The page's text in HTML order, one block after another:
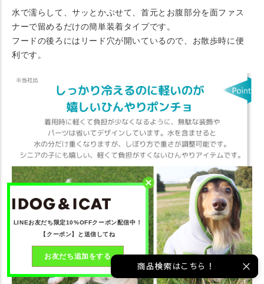
水で濡らして、サッとかぶせて、首元とお腹部分を面ファス
ナーで留めるだけの簡単装着タイプです。
フードの後ろにはリード穴が開いているので、お散歩時に便
利です。
LINEお友だち限定10%OFFクーポン配信中！
【クーポン】と送信してね
お友だち追加をする
商品検索はこちら！